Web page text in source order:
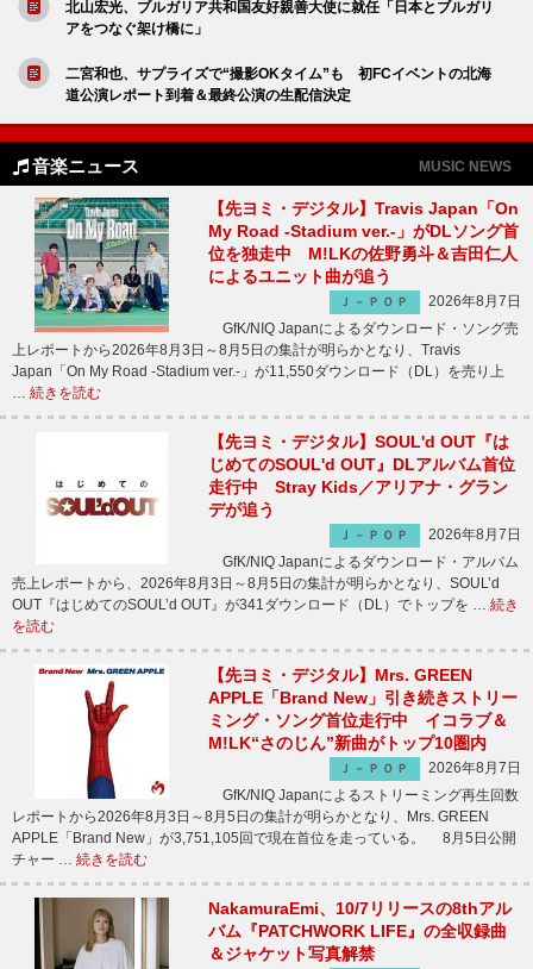
北山宏光、ブルガリア共和国友好親善大使に就任「日本とブルガリ
アをつなぐ架け橋に」
二宮和也、サプライズで“撮影OKタイム”も 初FCイベントの北海
道公演レポート到着＆最終公演の生配信決定
音楽ニュース MUSIC NEWS
【先ヨミ・デジタル】Travis Japan「On
My Road -Stadium ver.-」がDLソング首
位を独走中 M!LKの佐野勇斗＆吉田仁人
によるユニット曲が追う
Ｊ－ＰＯＰ
2026年8月7日
GfK/NIQ Japanによるダウンロード・ソング売
上レポートから2026年8月3日～8月5日の集計が明らかとなり、Travis
Japan「On My Road -Stadium ver.-」が11,550ダウンロード（DL）を売り上
… 続きを読む
【先ヨミ・デジタル】SOUL'd OUT『は
じめてのSOUL'd OUT』DLアルバム首位
走行中 Stray Kids／アリアナ・グラン
デが追う
Ｊ－ＰＯＰ
2026年8月7日
GfK/NIQ Japanによるダウンロード・アルバム
売上レポートから、2026年8月3日～8月5日の集計が明らかとなり、SOUL’d
OUT『はじめてのSOUL’d OUT』が341ダウンロード（DL）でトップを … 続き
を読む
【先ヨミ・デジタル】Mrs. GREEN
APPLE「Brand New」引き続きストリー
ミング・ソング首位走行中 イコラブ＆
M!LK“さのじん”新曲がトップ10圏内
Ｊ－ＰＯＰ
2026年8月7日
GfK/NIQ Japanによるストリーミング再生回数
レポートから2026年8月3日～8月5日の集計が明らかとなり、Mrs. GREEN
APPLE「Brand New」が3,751,105回で現在首位を走っている。 8月5日公開
チャー … 続きを読む
NakamuraEmi、10/7リリースの8thアル
バム『PATCHWORK LIFE』の全収録曲
＆ジャケット写真解禁